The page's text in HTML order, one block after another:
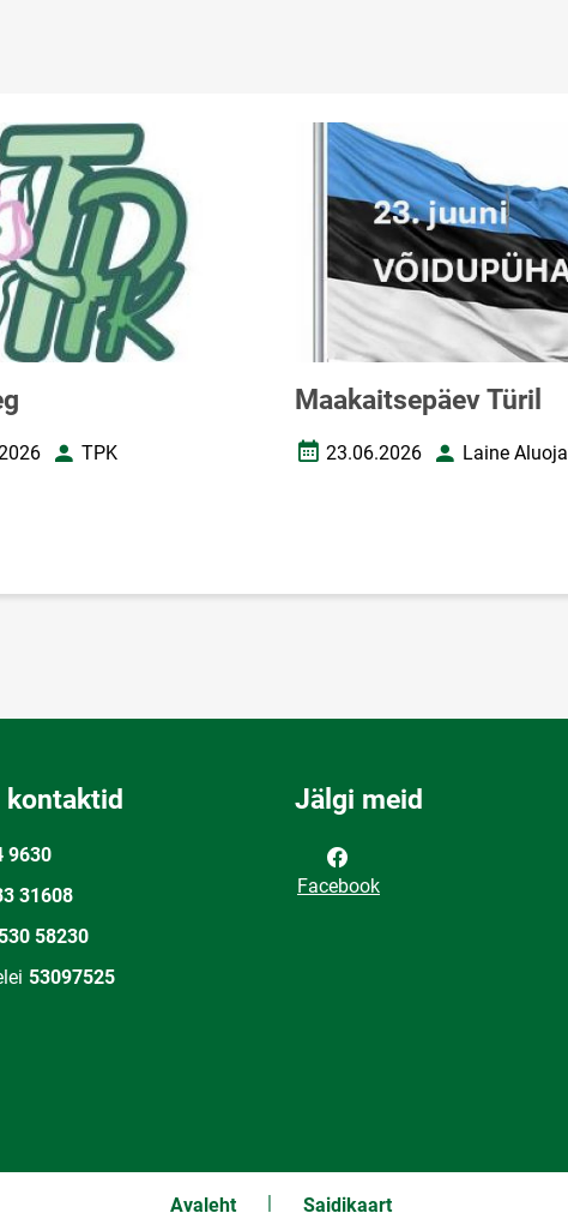
AutorTPK
Maakaitsepäev Türil
Loomise kuupäev
23.06.2026 AutorLaine Aluoja
kontaktid
9630
31608
530 58230
53097525
Jälgi meid
Facebook
Avaleht Saidikaart